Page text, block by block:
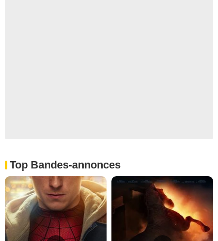
Top Bandes-annonces